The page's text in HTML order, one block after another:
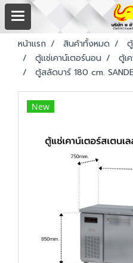
หน้าแรก สินค้าทั้งหมด
ตู้แช่เคาน์เตอร์นอน
ตู้เ
ตู้สลัดบาร์ 180 cm.
New